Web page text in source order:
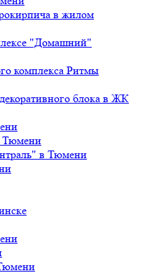
в жилом
"Домашний"
комплекса Ритмы
блока в ЖК
Тюмени
в Тюмени